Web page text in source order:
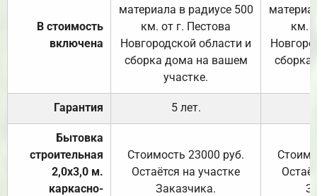
В стоимость
включена
материала в радиусе 500
км. от г. Пестова
Новгородской области и
сборка дома на вашем
участке.
км.
Гарантия 5 лет.
Бытовка
строительная
2,0х3,0 м.
каркасно-
Стоимость 23000 руб.
Остаётся на участке
Заказчика.